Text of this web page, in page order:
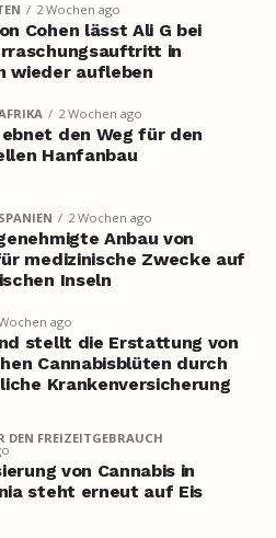
2 Wochen ago
Cohen lässt Ali G bei
in
wieder aufleben
2 Wochen ago
den Weg für den
Hanfanbau
2 Wochen ago
Anbau von
medizinische Zwecke auf
Inseln
ago
stellt die Erstattung von
Cannabisblüten durch
Krankenversicherung
DEN FREIZEITGEBRAUCH
von Cannabis in
steht erneut auf Eis